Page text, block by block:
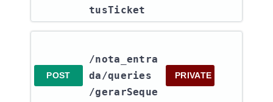
tusTicket
POST
/nota_entra
da​/queries​
/gerarSeque
PRIVATE